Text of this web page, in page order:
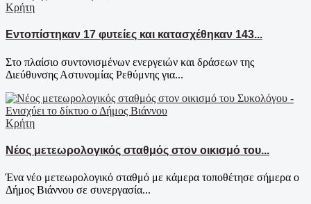
Κρήτη
Εντοπίστηκαν 17 φυτείες και κατασχέθηκαν 143...
Στο πλαίσιο συντονισμένων ενεργειών και δράσεων της
Διεύθυνσης Αστυνομίας Ρεθύμνης για...
Κρήτη
Νέος μετεωρολογικός σταθμός στον οικισμό του...
Ένα νέο μετεωρολογικό σταθμό με κάμερα τοποθέτησε σήμερα ο
Δήμος Βιάννου σε συνεργασία...